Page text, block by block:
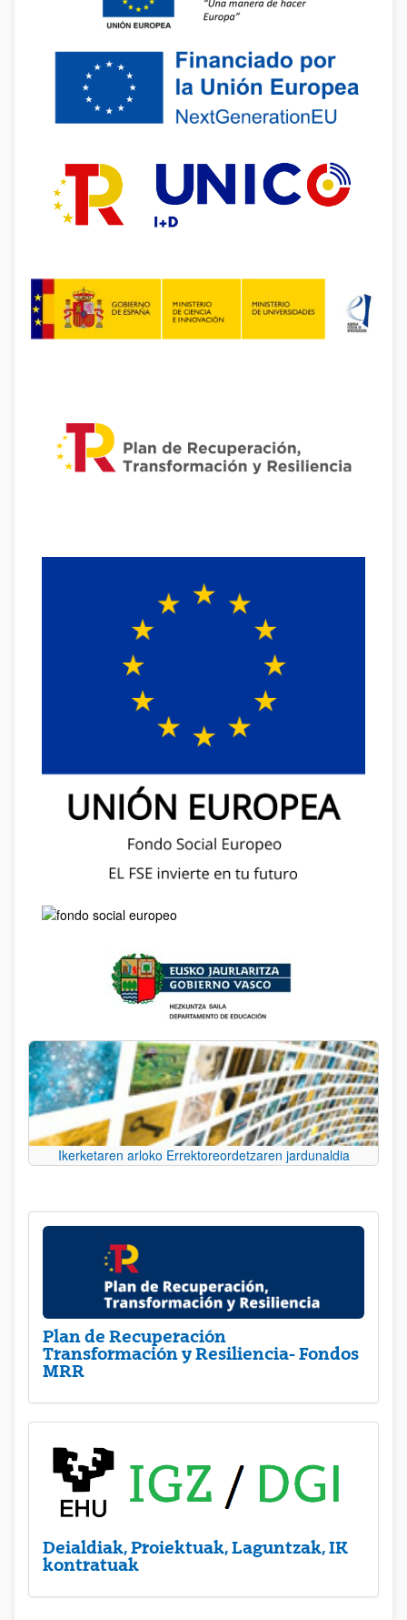
Ikerketaren arloko Errektoreordetzaren jardunaldia
Plan de Recuperación
Transformación y Resiliencia- Fondos
MRR
Deialdiak, Proiektuak, Laguntzak, IK
kontratuak